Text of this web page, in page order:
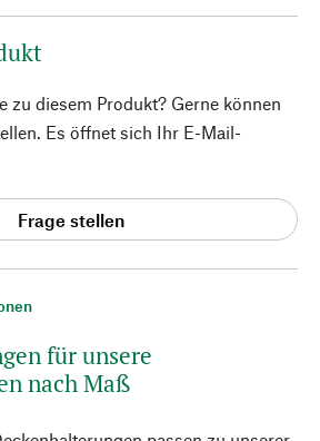
für unsere
nach Maß
zu diesem Produkt? Gerne können
Es öffnet sich Ihr E-Mail-
Frage stellen